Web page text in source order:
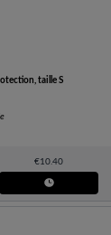
taille S
€10.40